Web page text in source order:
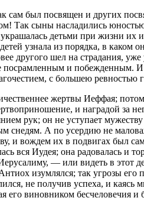
сам был посвящен и других
Так сыны насладились
детьми при жизни
узнала из порядка, в каком
другого шел на страдания,
посрамленным и побежденным.
с большею ревностью
жертвы Иеффая;
и наградой за
рук; он не уступает
снедям. А по усердию не
и вождем их в подвигах был
вся Иудея; она радовалась и
— или видеть в этот
изумлялся; так угрозы
не получив успеха, и каясь
виновником бесчеловечия и